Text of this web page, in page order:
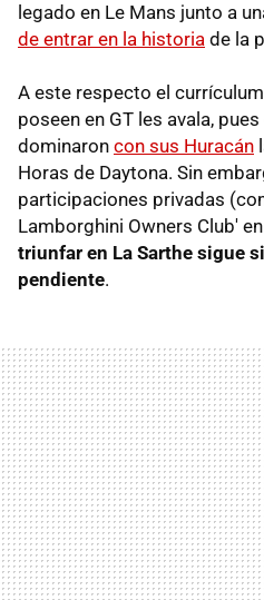
legado en Le Mans junto a
de entrar en la historia de la
A este respecto el
poseen en GT les avala,
dominaron con sus Huracán
Horas de Daytona. Sin
participaciones privadas
Lamborghini Owners Club'
triunfar en La Sarthe sigue
pendiente.